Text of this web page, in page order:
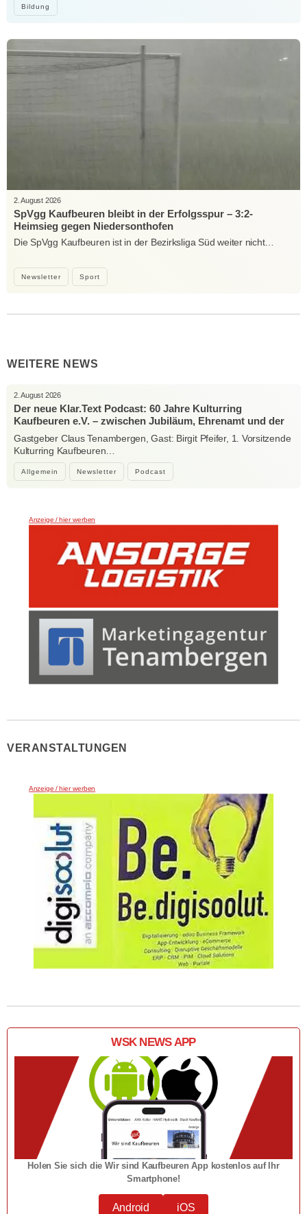
Bildung
Newsletter Sport
2. August 2026
SpVgg Kaufbeuren bleibt in der Erfolgsspur – 3:2-
Heimsieg gegen Niedersonthofen
Die SpVgg Kaufbeuren ist in der Bezirksliga Süd weiter nicht…
WEITERE NEWS
Allgemein Newsletter Podcast
2. August 2026
Der neue Klar.Text Podcast: 60 Jahre Kulturring
Kaufbeuren e.V. – zwischen Jubiläum, Ehrenamt und der
Kraft der Kultur
Gastgeber Claus Tenambergen, Gast: Birgit Pfeifer, 1. Vorsitzende
Kulturring Kaufbeuren…
Anzeige / hier werben
VERANSTALTUNGEN
Anzeige / hier werben
WSK NEWS APP
Holen Sie sich die Wir sind Kaufbeuren App kostenlos auf Ihr
Smartphone!
Android iOS